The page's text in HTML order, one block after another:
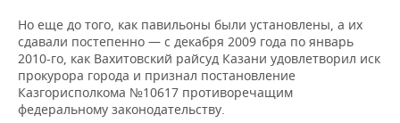
Но еще до того, как павильоны были установлены, а их
сдавали постепенно — с декабря 2009 года по январь
2010-го, как Вахитовский райсуд Казани удовлетворил иск
прокурора города и признал постановление
Казгорисполкома №10617 противоречащим
федеральному законодательству.